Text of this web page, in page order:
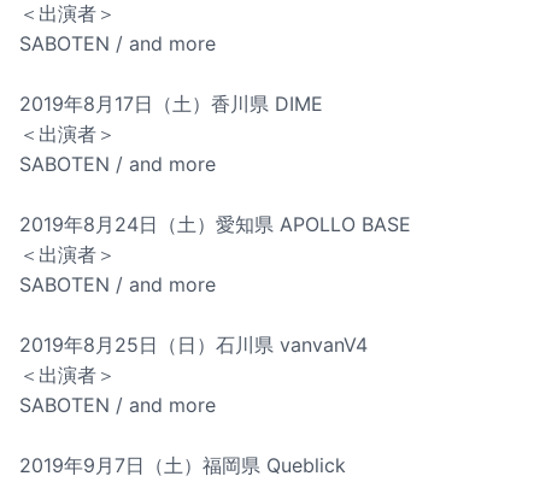
＜出演者＞
SABOTEN / and more
2019年8月17日（土）香川県 DIME
＜出演者＞
SABOTEN / and more
2019年8月24日（土）愛知県 APOLLO BASE
＜出演者＞
SABOTEN / and more
2019年8月25日（日）石川県 vanvanV4
＜出演者＞
SABOTEN / and more
2019年9月7日（土）福岡県 Queblick